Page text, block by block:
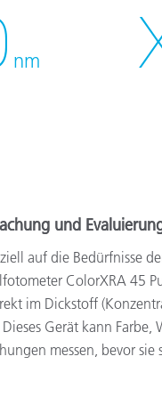
nm
und
auf die Bedürfnisse
ColorXRA 45
im Dickstoff
Dieses Gerät kann
messen, bevor